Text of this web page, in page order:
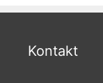
Kontakt